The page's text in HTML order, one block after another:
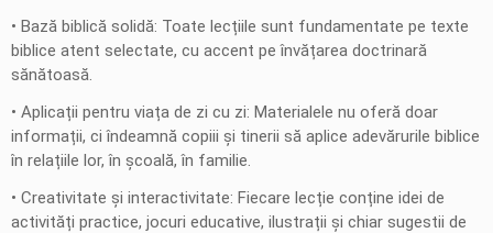
• Bază biblică solidă: Toate lecțiile sunt fundamentate pe texte
biblice atent selectate, cu accent pe învățarea doctrinară
sănătoasă.
• Aplicații pentru viața de zi cu zi: Materialele nu oferă doar
informații, ci îndeamnă copiii și tinerii să aplice adevărurile biblice
în relațiile lor, în școală, în familie.
• Creativitate și interactivitate: Fiecare lecție conține idei de
activități practice, jocuri educative, ilustrații și chiar sugestii de